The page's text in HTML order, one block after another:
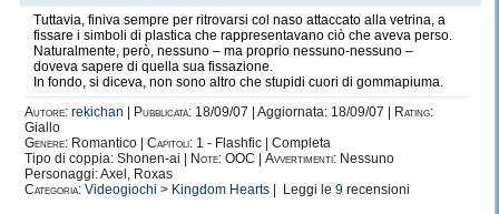
Tuttavia, finiva sempre per ritrovarsi col naso attaccato alla vetrina, a
fissare i simboli di plastica che rappresentavano ciò che aveva perso.
Naturalmente, però, nessuno – ma proprio nessuno-nessuno –
doveva sapere di quella sua fissazione.
In fondo, si diceva, non sono altro che stupidi cuori di gommapiuma.
Autore: rekichan Pubblicata: 18/09/07 | Aggiornata: 18/09/07 |
Rating:
Giallo
Genere: Romantico | Capitoli: 1 - Flashfic | Completa
Tipo di coppia: Shonen-ai |
Note: OOC | Avvertimenti: Nessuno
Personaggi: Axel, Roxas
Categoria: Videogiochi > Kingdom Hearts | Leggi le 9 recensioni